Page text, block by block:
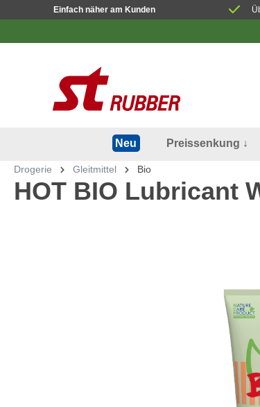
Einfach näher am Kunden
Neu Preissenkung ↓
Drogerie Gleitmittel Bio
HOT BIO Lubricant